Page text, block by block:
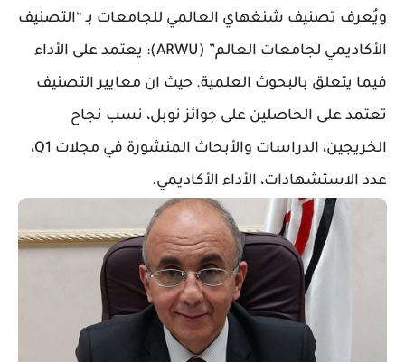
ويُعرف تصنيف شنغهاي العالمي للجامعات بـ “التصنيف
الأكاديمي لجامعات العالم” (ARWU): يعتمد على الأداء
فيما يتعلق بالبحوث العلمية. حيث ان معايير التصنيف
تعتمد على الحاصلين على جوائز نوبل، نسب نجاح
الخريجين، الدراسات والأبحاث المنشورة في مجلات Q1،
عدد الاستشهادات، الأداء الأكاديمي.